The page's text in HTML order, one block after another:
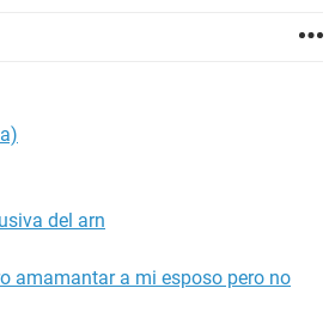
del arn
amamantar a mi esposo pero no